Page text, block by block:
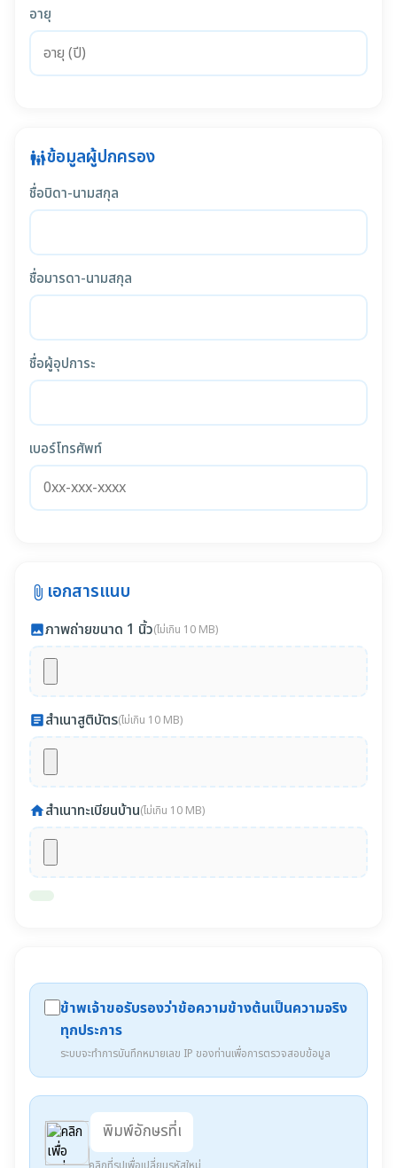
อายุ
family_restroomข้อมูลผู้ปกครอง
ชื่อบิดา-นามสกุล
ชื่อมารดา-นามสกุล
ชื่อผู้อุปการะ
เบอร์โทรศัพท์
attach_file เอกสารแนบ
photoภาพถ่ายขนาด 1 นิ้ว(ไม่เกิน 10 MB)
articleสำเนาสูติบัตร(ไม่เกิน 10 MB)
homeสำเนาทะเบียนบ้าน(ไม่เกิน 10 MB)
ข้าพเจ้าขอรับรองว่าข้อความข้างต้นเป็นความจริง
ทุกประการ
ระบบจะทำการบันทึกหมายเลข IP ของท่านเพื่อการตรวจสอบข้อมูล